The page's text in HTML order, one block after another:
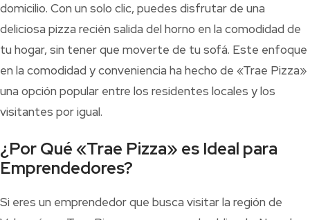
domicilio. Con un solo clic, puedes disfrutar de una
deliciosa pizza recién salida del horno en la comodidad de
tu hogar, sin tener que moverte de tu sofá. Este enfoque
en la comodidad y conveniencia ha hecho de «Trae Pizza»
una opción popular entre los residentes locales y los
visitantes por igual.
¿Por Qué «Trae Pizza» es Ideal para
Emprendedores?
Si eres un emprendedor que busca visitar la región de